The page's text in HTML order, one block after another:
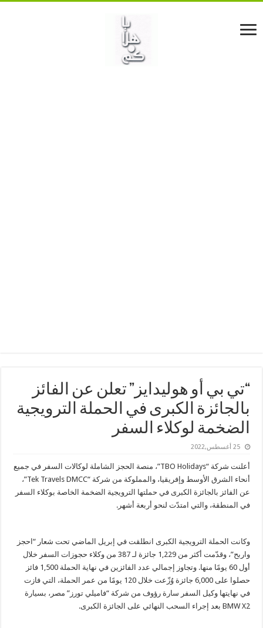
“تي بي أو هوليدايز” تعلن عن الفائز
بالجائزة الكبرى في الحملة الترويجية
الضخمة لوكلاء السفر
25 أغسطس,2022
أعلنت شركة “TBO Holidays”، منصة الحجز الشاملة لوكالات السفر في جميع
أنحاء الشرق الأوسط وإفريقيا، والمملوكة من شركة “Tek Travels DMCC”،
عن الفائز بالجائزة الكبرى في حملتها الترويجية الضخمة الخاصة بوكلاء السفر
في المنطقة، والتي امتدّت لنحو أربعة أشهر.
وكانت الحملة الترويجية الكبرى انطلقت في إبريل الماضي تحت شعار “احجز
واربح”، وقدّمت أكثر من 1,229 جائزة لـ 387 من وكلاء حجوزات السفر خلال
أول 60 يومًا منها. وتجاوز إجمالي عدد الفائزين في نهاية الحملة 1,500 فائز
حصلوا على 6,000 جائزة وُزّعت خلال 120 يومًا من عمر الحملة، التي فازت
في نهايتها وكيل السفر سارة رؤوف من شركة “فاميلي تورز” مصر، بسيارة
BMW X2 بعد إجراء السحب النهائي على الجائزة الكبرى.